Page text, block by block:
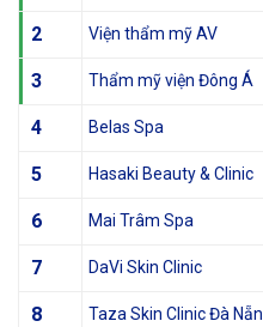
2 Viện thẩm mỹ AV
3 Thẩm mỹ viện Đông Á
4 Belas Spa
5 Hasaki Beauty & Clinic
6 Mai Trâm Spa
7 DaVi Skin Clinic
8 Taza Skin Clinic Đà